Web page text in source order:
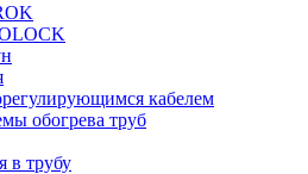
кабелем
обогрева труб
в трубу